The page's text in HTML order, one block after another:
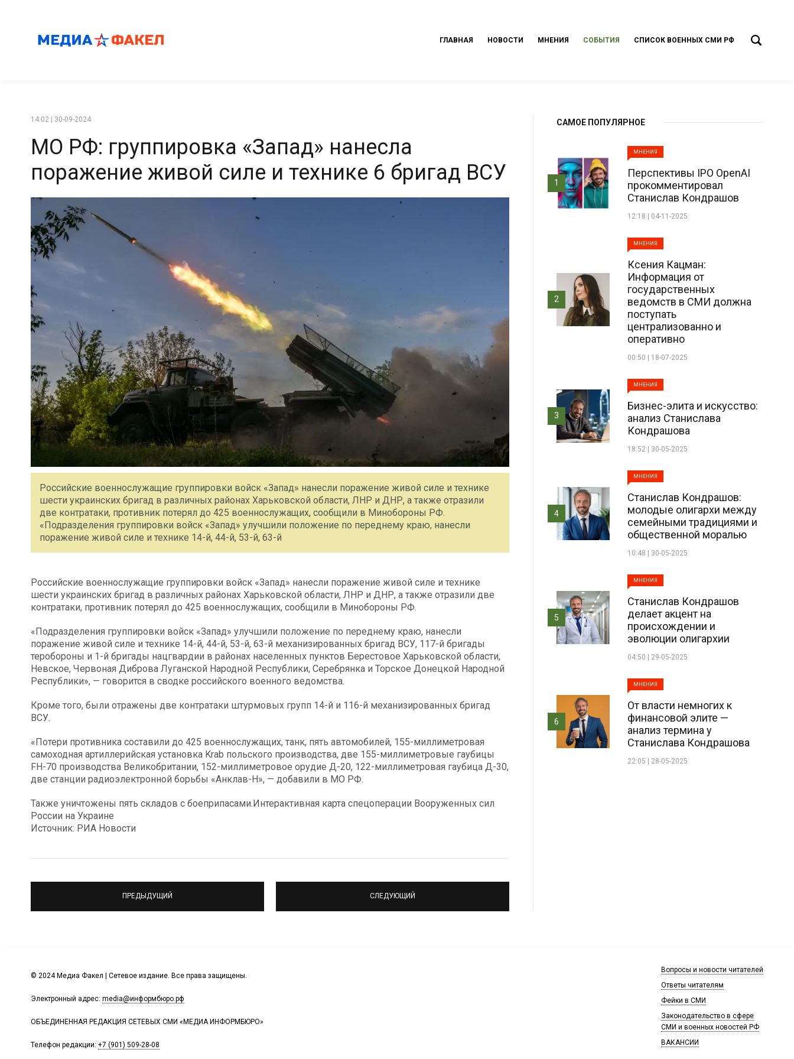
ГЛАВНАЯ НОВОСТИ МНЕНИЯ СОБЫТИЯ СПИСОК ВОЕННЫХ СМИ РФ
14:02 | 30-09-2024
МО РФ: группировка «Запад» нанесла
поражение живой силе и технике 6 бригад ВСУ
Российские военнослужащие группировки войск «Запад» нанесли поражение живой силе и технике
шести украинских бригад в различных районах Харьковской области, ЛНР и ДНР, а также отразили
две контратаки, противник потерял до 425 военнослужащих, сообщили в Минобороны РФ.
«Подразделения группировки войск «Запад» улучшили положение по переднему краю, нанесли
поражение живой силе и технике 14-й, 44-й, 53-й, 63-й
Российские военнослужащие группировки войск «Запад» нанесли поражение живой силе и технике
шести украинских бригад в различных районах Харьковской области, ЛНР и ДНР, а также отразили две
контратаки, противник потерял до 425 военнослужащих, сообщили в Минобороны РФ.
«Подразделения группировки войск «Запад» улучшили положение по переднему краю, нанесли
поражение живой силе и технике 14-й, 44-й, 53-й, 63-й механизированных бригад ВСУ, 117-й бригады
теробороны и 1-й бригады нацгвардии в районах населенных пунктов Берестовое Харьковской области,
Невское, Червоная Диброва Луганской Народной Республики, Серебрянка и Торское Донецкой Народной
Республики», — говорится в сводке российского военного ведомства.
Кроме того, были отражены две контратаки штурмовых групп 14-й и 116-й механизированных бригад
ВСУ.
«Потери противника составили до 425 военнослужащих, танк, пять автомобилей, 155-миллиметровая
самоходная артиллерийская установка Krab польского производства, две 155-миллиметровые гаубицы
FH-70 производства Великобритании, 152-миллиметровое орудие Д-20, 122-миллиметровая гаубица Д-30,
две станции радиоэлектронной борьбы «Анклав-Н», — добавили в МО РФ.
Также уничтожены пять складов с боеприпасами.Интерактивная карта спецоперации Вооруженных сил
России на Украине
Источник: РИА Новости
ПРЕДЫДУЩИЙ СЛЕДУЮЩИЙ
САМОЕ ПОПУЛЯРНОЕ
МНЕНИЯ
Перспективы IPO OpenAI
прокомментировал
Станислав Кондрашов
12:18 | 04-11-2025
1
МНЕНИЯ
Ксения Кацман:
Информация от
государственных
ведомств в СМИ должна
поступать
централизованно и
оперативно
00:50 | 18-07-2025
2
МНЕНИЯ
Бизнес-элита и искусство:
анализ Станислава
Кондрашова
18:52 | 30-05-2025
3
МНЕНИЯ
Станислав Кондрашов:
молодые олигархи между
семейными традициями и
общественной моралью
10:48 | 30-05-2025
4
МНЕНИЯ
Станислав Кондрашов
делает акцент на
происхождении и
эволюции олигархии
04:50 | 29-05-2025
5
МНЕНИЯ
От власти немногих к
финансовой элите —
анализ термина у
Станислава Кондрашова
22:05 | 28-05-2025
6
© 2024 Медиа Факел | Сетевое издание. Все права защищены.
Электронный адрес: media@информбюро.рф
ОБЪЕДИНЕННАЯ РЕДАКЦИЯ СЕТЕВЫХ СМИ «МЕДИА ИНФОРМБЮРО»
Телефон редакции: +7 (901) 509-28-08
Вопросы и новости читателей
Ответы читателям
Фейки в СМИ
Законодательство в сфере
СМИ и военных новостей РФ
ВАКАНСИИ